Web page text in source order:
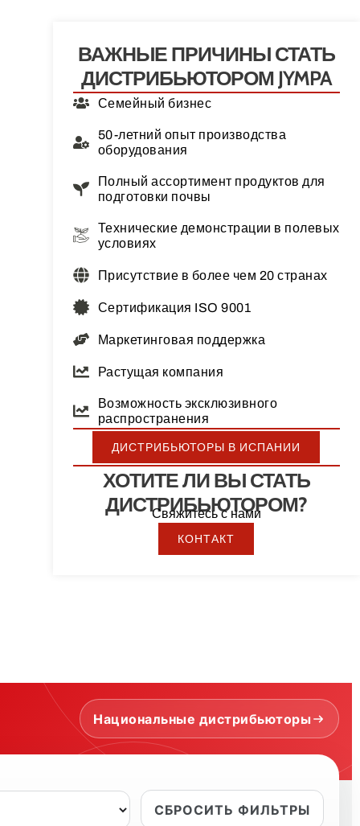
ВАЖНЫЕ ПРИЧИНЫ СТАТЬ
ДИСТРИБЬЮТОРОМ JYMPA
Семейный бизнес
50-летний опыт производства
оборудования
Полный ассортимент продуктов для
подготовки почвы
Технические демонстрации в полевых
условиях
Присутствие в более чем 20 странах
Сертификация ISO 9001
Маркетинговая поддержка
Растущая компания
Возможность эксклюзивного
распространения
ДИСТРИБЬЮТОРЫ В ИСПАНИИ
ХОТИТЕ ЛИ ВЫ СТАТЬ
ДИСТРИБЬЮТОРОМ?
Свяжитесь с нами
КОНТАКТ
Национальные дистрибьюторы
СБРОСИТЬ ФИЛЬТРЫ